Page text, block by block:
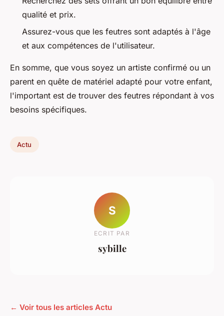
qualité et prix.
Assurez-vous que les feutres sont adaptés à l'âge
et aux compétences de l'utilisateur.
En somme, que vous soyez un artiste confirmé ou un
parent en quête de matériel adapté pour votre enfant,
l'important est de trouver des feutres répondant à vos
besoins spécifiques.
Actu
S
ECRIT PAR
sybille
← Voir tous les articles Actu